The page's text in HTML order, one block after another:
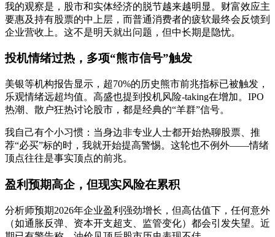
我的观察是，股市和实体经济的脱节越来越明显。财富效应主
要惠及持有股票的中上层，而普通消费者的疲软最终会反馈到
企业营收上。这不是明天就出问题，但中长期是隐忧。
投机情绪过热，多项“熊市信号”触发
美银等机构报告显示，超70%的历史熊市前兆指标已被触发，
乐观情绪远超均值。高盛也提到投机风险-taking在增加。IPO
热潮、散户狂热讨论股市，都是经典的“羊群”信号。
我自己有个小习惯：当身边非专业人士都开始热聊股票、推
荐“必买”标的时，我就开始提高警惕。这轮也不例外——情绪
顶点往往是事实顶点的前兆。
盈利预期高企，但现实风险在累积
分析师预期2026年企业盈利强劲增长，但高估值下，任何意外
（如通胀反弹、资本开支超支、监管变化）都会引发失望。近